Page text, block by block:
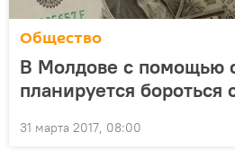
Общество
В Молдове с помощью
планируется бороться
31 марта 2017, 08:00